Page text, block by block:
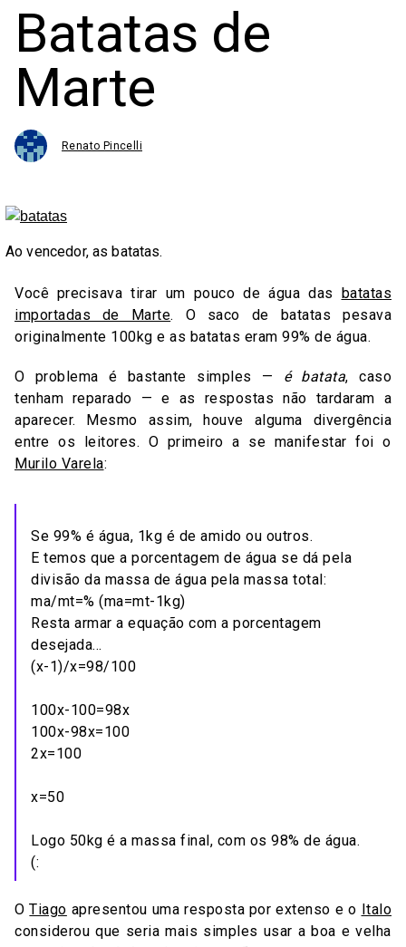
Batatas de
Marte
Renato Pincelli
Ao vencedor, as batatas.
Você precisava tirar um pouco de água das batatas
importadas de Marte. O saco de batatas pesava
originalmente 100kg e as batatas eram 99% de água.
O problema é bastante simples — é batata, caso
tenham reparado — e as respostas não tardaram a
aparecer. Mesmo assim, houve alguma divergência
entre os leitores. O primeiro a se manifestar foi o
Murilo Varela:
Se 99% é água, 1kg é de amido ou outros.
E temos que a porcentagem de água se dá pela
divisão da massa de água pela massa total:
ma/mt=% (ma=mt-1kg)
Resta armar a equação com a porcentagem
desejada…
(x-1)/x=98/100
100x-100=98x
100x-98x=100
2x=100
x=50
Logo 50kg é a massa final, com os 98% de água.
(:
OTiago apresentou uma resposta por extenso e o Italo
considerou que seria mais simples usar a boa e velha